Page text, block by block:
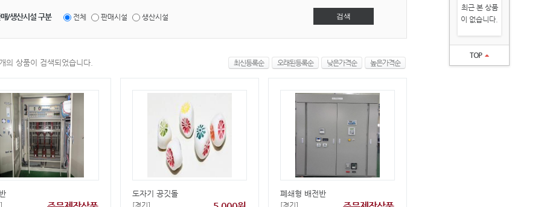
/생산시설 구분 전체 판매시설 생산시설 검색
개의 상품이 검색되었습니다. 최신등록순 오래된등록순 낮은가격순 높은가격순
도자기 공깃돌
[경기]
폐쇄형 배전반
[경기]
최근 본 상품
이 없습니다.
TOP